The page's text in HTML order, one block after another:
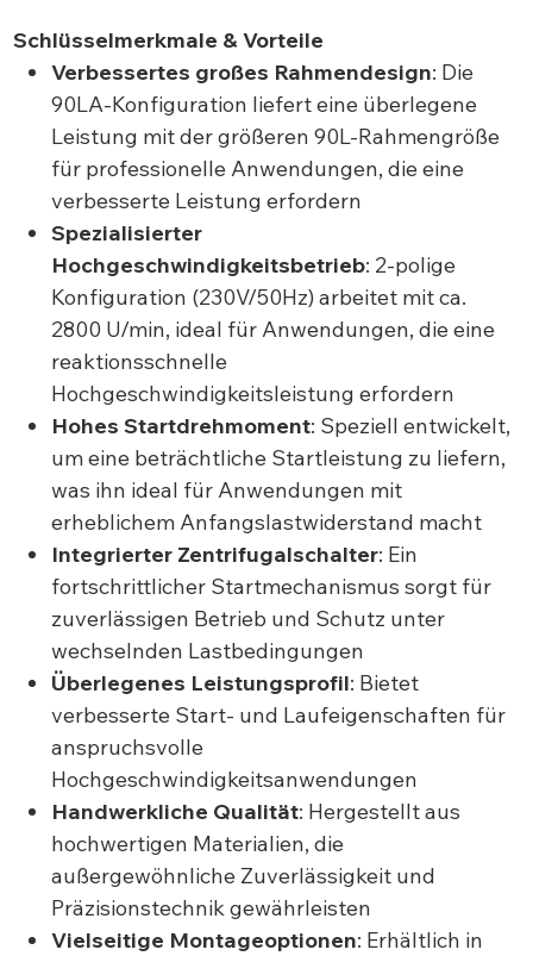
Schlüsselmerkmale & Vorteile
Verbessertes großes Rahmendesign: Die
90LA-Konfiguration liefert eine überlegene
Leistung mit der größeren 90L-Rahmengröße
für professionelle Anwendungen, die eine
verbesserte Leistung erfordern
Spezialisierter
Hochgeschwindigkeitsbetrieb: 2-polige
Konfiguration (230V/50Hz) arbeitet mit ca.
2800 U/min, ideal für Anwendungen, die eine
reaktionsschnelle
Hochgeschwindigkeitsleistung erfordern
Hohes Startdrehmoment: Speziell entwickelt,
um eine beträchtliche Startleistung zu liefern,
was ihn ideal für Anwendungen mit
erheblichem Anfangslastwiderstand macht
Integrierter Zentrifugalschalter: Ein
fortschrittlicher Startmechanismus sorgt für
zuverlässigen Betrieb und Schutz unter
wechselnden Lastbedingungen
Überlegenes Leistungsprofil: Bietet
verbesserte Start- und Laufeigenschaften für
anspruchsvolle
Hochgeschwindigkeitsanwendungen
Handwerkliche Qualität: Hergestellt aus
hochwertigen Materialien, die
außergewöhnliche Zuverlässigkeit und
Präzisionstechnik gewährleisten
Vielseitige Montageoptionen: Erhältlich in